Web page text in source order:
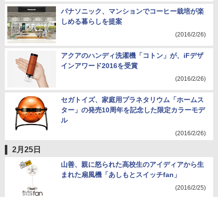
パナソニック、マンションでコーヒー栽培が楽
しめる暮らしを提案
(2016/2/26)
アクアのハンディ洗濯機「コトン」が、iFデザ
インアワード2016を受賞
(2016/2/26)
セガトイズ、家庭用プラネタリウム「ホームス
ター」の発売10周年を記念した限定カラーモデ
ル
(2016/2/26)
2月25日
山善、親に怒られた高校生のアイディアから生
まれた扇風機「あしもとスイッチfan」
(2016/2/25)